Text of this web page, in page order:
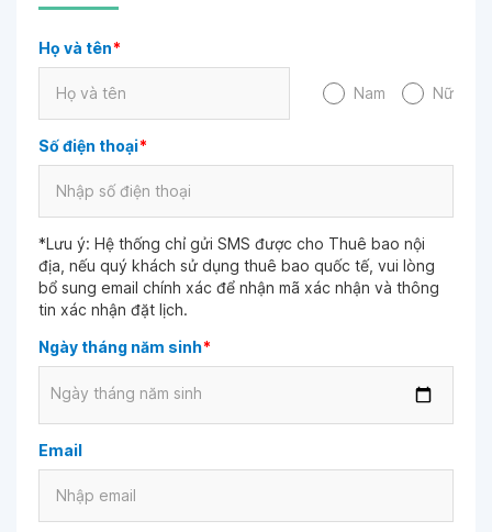
Họ và tên*
Nam Nữ
Số điện thoại*
*Lưu ý: Hệ thống chỉ gửi SMS được cho Thuê bao nội
địa, nếu quý khách sử dụng thuê bao quốc tế, vui lòng
bổ sung email chính xác để nhận mã xác nhận và thông
tin xác nhận đặt lịch.
Ngày tháng năm sinh*
Ngày tháng năm sinh
Email